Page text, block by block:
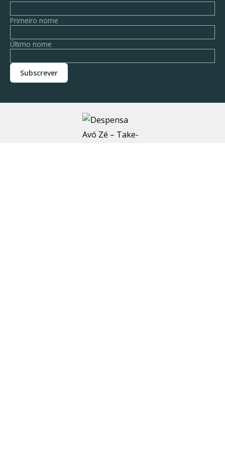
Primeiro nome
Último nome